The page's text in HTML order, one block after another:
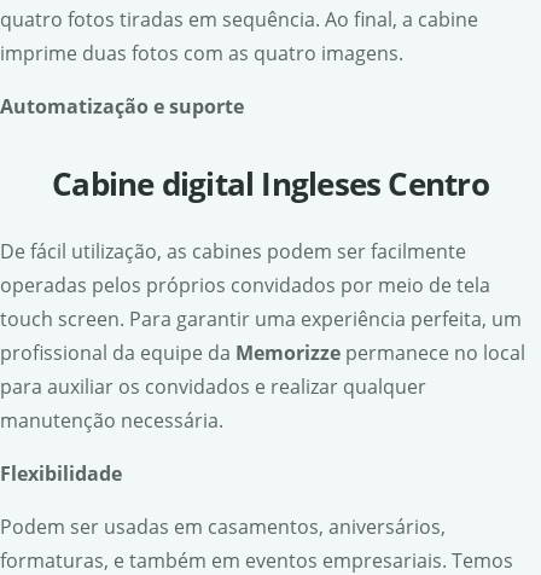
quatro fotos tiradas em sequência. Ao final, a cabine
imprime duas fotos com as quatro imagens.
Automatização e suporte
Cabine digital Ingleses Centro
De fácil utilização, as cabines podem ser facilmente
operadas pelos próprios convidados por meio de tela
touch screen. Para garantir uma experiência perfeita, um
profissional da equipe da Memorizze permanece no local
para auxiliar os convidados e realizar qualquer
manutenção necessária.
Flexibilidade
Podem ser usadas em casamentos, aniversários,
formaturas, e também em eventos empresariais. Temos